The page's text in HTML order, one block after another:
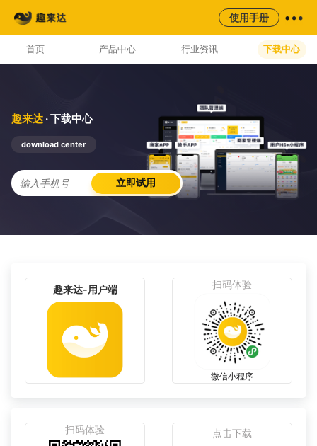
使用手册
首页 产品中心 行业资讯 下载中心
AI云配服务生态平台
趣来达 · 下载中心
download center
立即试用
趣来达-用户端 扫码体验
微信小程序
扫码体验 点击下载